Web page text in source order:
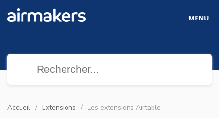
MENU
Accueil Extensions Les extensions Airtable